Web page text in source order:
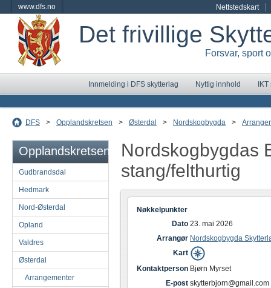
www.dfs.no Nettstedskart
Det frivillige
Forsvar, sport
Innmelding i DFS skytterlag Nyttig innhold
DFS > Opplandskretsen > Østerdal > Nordskogbygda >
Opplandskretsen
Gudbrandsdal
Hedmark
Nord-Østerdal
Opland
Valdres
Østerdal
Arrangementer
Nordskogbygdas
stang/felthurtig
Nøkkelpunkter
Dato 23. mai 2026
Arrangør Nordskogbygda
Kart
Kontaktperson Bjørn Myrset
E-post skytterbjorn@gmail.com